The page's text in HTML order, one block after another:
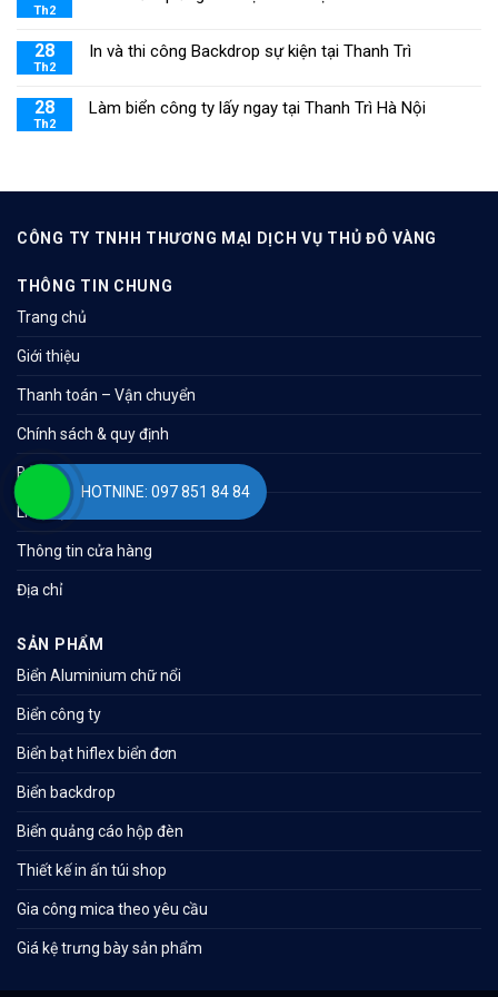
Th2
28
Th2
In và thi công Backdrop sự kiện tại Thanh Trì
28
Th2
Làm biển công ty lấy ngay tại Thanh Trì Hà Nội
CÔNG TY TNHH THƯƠNG MẠI DỊCH VỤ THỦ ĐÔ VÀNG
THÔNG TIN CHUNG
Trang chủ
Giới thiệu
Thanh toán – Vận chuyển
Chính sách & quy định
Bản đồ
Liên hệ
Thông tin cửa hàng
Địa chỉ
SẢN PHẨM
Biển Aluminium chữ nổi
Biển công ty
Biển bạt hiflex biển đơn
Biển backdrop
Biển quảng cáo hộp đèn
Thiết kế in ấn túi shop
Gia công mica theo yêu cầu
Giá kệ trưng bày sản phẩm
HOTNINE: 097 851 84 84